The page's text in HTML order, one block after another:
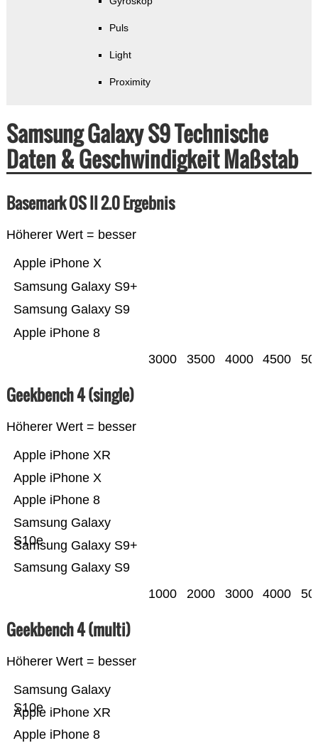
Puls
Light
Proximity
Samsung Galaxy S9 Technische
Daten & Geschwindigkeit Maßstab
Basemark OS II 2.0 Ergebnis
Höherer Wert = besser
Apple iPhone 8
Samsung Galaxy S9
Samsung Galaxy S9+
Apple iPhone X
3000 3500 4000 4500
Geekbench 4 (single)
Höherer Wert = besser
Samsung Galaxy S9
Samsung Galaxy S9+
Samsung Galaxy
S10e
Apple iPhone 8
Apple iPhone X
Apple iPhone XR
1000 2000 3000 4000
Geekbench 4 (multi)
Höherer Wert = besser
Apple iPhone 8
Apple iPhone XR
Samsung Galaxy
S10e